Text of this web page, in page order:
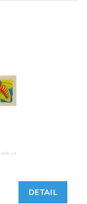
DETAIL